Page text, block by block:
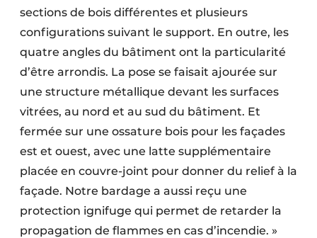
sections de bois différentes et plusieurs
configurations suivant le support. En outre, les
quatre angles du bâtiment ont la particularité
d’être arrondis. La pose se faisait ajourée sur
une structure métallique devant les surfaces
vitrées, au nord et au sud du bâtiment. Et
fermée sur une ossature bois pour les façades
est et ouest, avec une latte supplémentaire
placée en couvre-joint pour donner du relief à la
façade. Notre bardage a aussi reçu une
protection ignifuge qui permet de retarder la
propagation de flammes en cas d’incendie. »